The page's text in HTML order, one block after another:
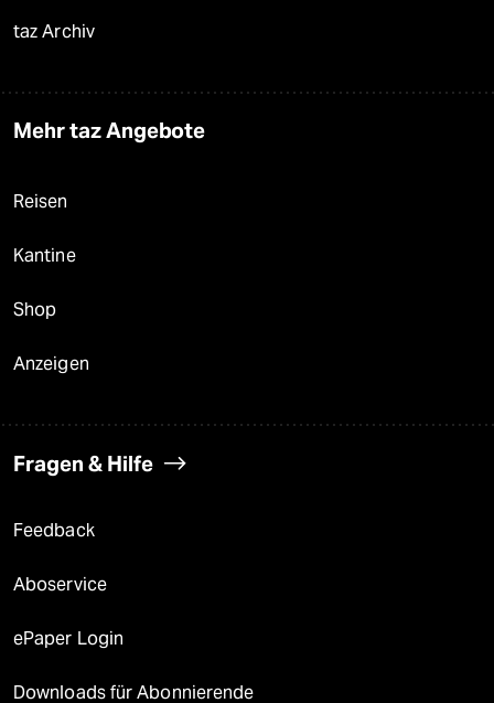
taz Archiv
Mehr taz Angebote
Reisen
Kantine
Shop
Anzeigen
Fragen & Hilfe
Feedback
Aboservice
ePaper Login
Downloads für Abonnierende